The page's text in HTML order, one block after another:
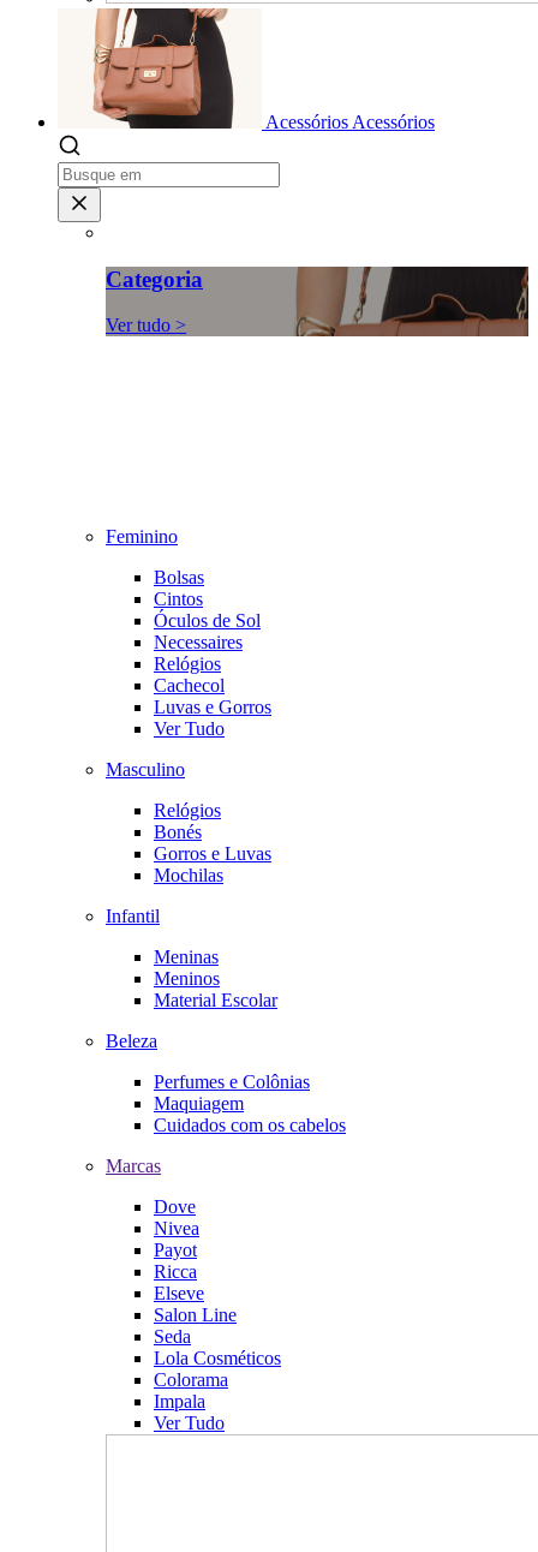
Acessórios Acessórios
Categoria
Ver tudo >
Feminino
Bolsas
Cintos
Óculos de Sol
Necessaires
Relógios
Cachecol
Luvas e Gorros
Ver Tudo
Masculino
Relógios
Bonés
Gorros e Luvas
Mochilas
Infantil
Meninas
Meninos
Material Escolar
Beleza
Perfumes e Colônias
Maquiagem
Cuidados com os cabelos
Marcas
Dove
Nivea
Payot
Ricca
Elseve
Salon Line
Seda
Lola Cosméticos
Colorama
Impala
Ver Tudo